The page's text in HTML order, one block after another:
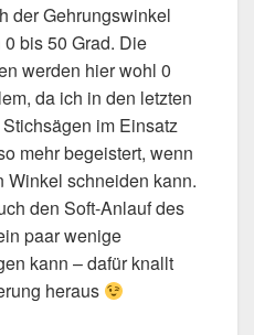
der Gehrungswinkel
bis 50 Grad. Die
werden hier wohl 0
da ich in den letzten
im Einsatz
mehr begeistert, wenn
schneiden kann.
den Soft-Anlauf des
paar wenige
kann – dafür knallt
heraus